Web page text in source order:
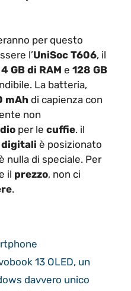
per questo
l’UniSoc T606, il
4 GB di RAM e 128 GB
La batteria,
mAhdi capienza con
non
per le cuffie. il
è posizionato
nulla di speciale. Per
il prezzo, non ci
.
13 OLED, un
davvero unico